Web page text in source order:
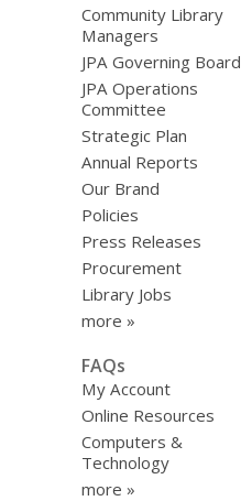
Community Library
Managers
JPA Governing Board
JPA Operations
Committee
Strategic Plan
Annual Reports
Our Brand
Policies
Press Releases
Procurement
Library Jobs
more »
FAQs
My Account
Online Resources
Computers &
Technology
more »